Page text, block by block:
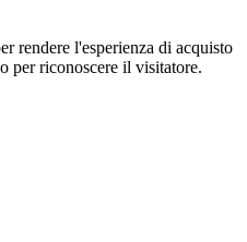
rendere l'esperienza di acquisto
per riconoscere il visitatore.